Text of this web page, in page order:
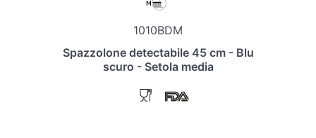
1010BDM
Spazzolone detectabile 45 cm - Blu
scuro - Setola media